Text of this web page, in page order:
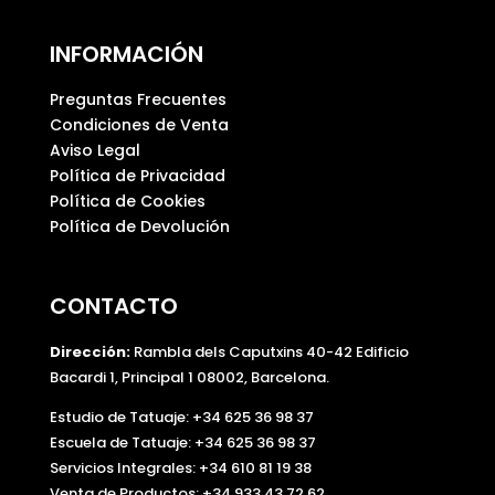
INFORMACIÓN
Preguntas Frecuentes
Condiciones de Venta
Aviso Legal
Política de Privacidad
Política de Cookies
Política de Devolución
CONTACTO
Dirección:Rambla dels Caputxins 40-42 Edificio
Bacardi 1, Principal 1 08002, Barcelona.
Estudio de Tatuaje: +34 625 36 98 37
Escuela de Tatuaje: +34 625 36 98 37
Servicios Integrales: +34 610 81 19 38